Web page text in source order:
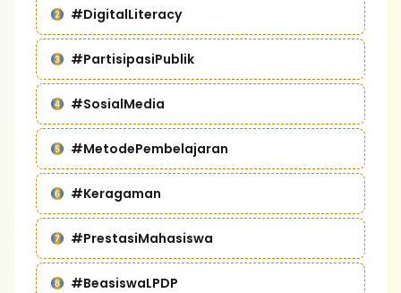
#DigitalLiteracy
#PartisipasiPublik
#SosialMedia
#MetodePembelajaran
#Keragaman
#PrestasiMahasiswa
#BeasiswaLPDP